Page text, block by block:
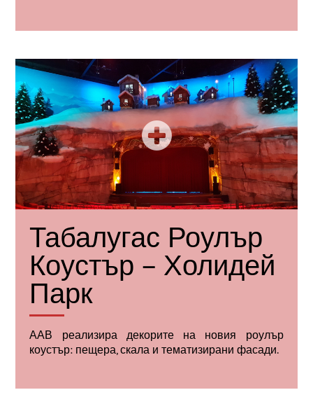
Табалугас Роулър
Коустър – Холидей
Парк
ААВ реализира декорите на новия роулър
коустър: пещера, скала и тематизирани фасади.